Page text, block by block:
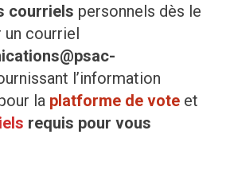
courriels personnels dès le
un courriel
l’information
la platforme de vote et
requis pour vous